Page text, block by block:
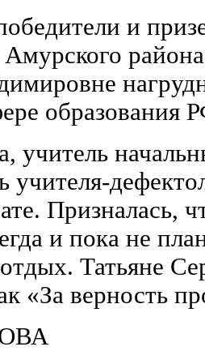
и
образования
учитель
учителя-
Призналась,
и пока не
Татьяне
«За верность